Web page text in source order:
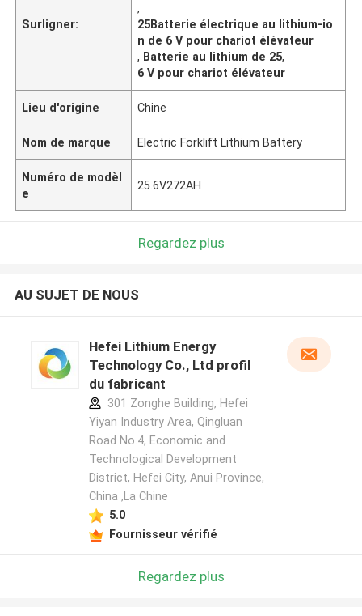
Surligner:
,
25Batterie électrique au lithium-io
n de 6 V pour chariot élévateur
, Batterie au lithium de 25,
6 V pour chariot élévateur
Lieu d'origine Chine
Nom de marque Electric Forklift Lithium Battery
Numéro de modèl
e
25.6V272AH
Regardez plus
AU SUJET DE NOUS
Hefei Lithium Energy
Technology Co., Ltd profil
du fabricant
301 Zonghe Building, Hefei
Yiyan Industry Area, Qingluan
Road No.4, Economic and
Technological Development
District, Hefei City, Anui Province,
China ,La Chine
5.0
Fournisseur vérifié
Regardez plus